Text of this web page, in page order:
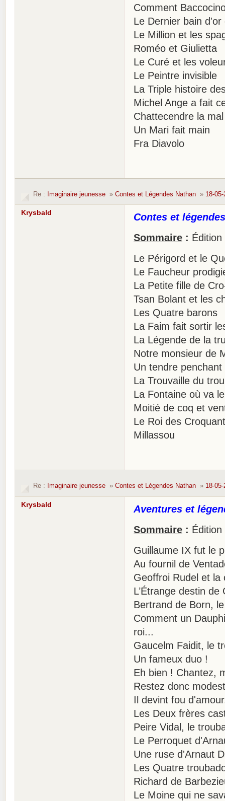
Comment
Le Dernier bain
Le Million et les
Roméo et Giulietta
Le Curé et les
Le Peintre invisible
La Triple histoire
Michel Ange a fait
Chattecendre la
Un Mari fait main
Fra Diavolo
Re : Imaginaire jeunesse » Contes et Légendes Nathan » 18-
Krysbald
Contes et
Sommaire :
Le Périgord et le
Le Faucheur
La Petite fille de
Tsan Bolant et les
Les Quatre barons
La Faim fait sortir
La Légende de la
Notre monsieur de
Un tendre penchant
La Trouvaille du
La Fontaine où va
Moitié de coq et
Le Roi des
Millassou
Re : Imaginaire jeunesse » Contes et Légendes Nathan » 18-
Krysbald
Aventures et
Sommaire :
Guillaume IX fut le
Au fournil de
Geoffroi Rudel et la
L’Étrange destin
Bertrand de Born,
Comment un
roi...
Gaucelm Faidit, le
Un fameux duo !
Eh bien ! Chantez,
Restez donc
Il devint fou
Les Deux frères
Peire Vidal, le
Le Perroquet
Une ruse d'Arnaut
Les Quatre
Richard de
Le Moine qui ne